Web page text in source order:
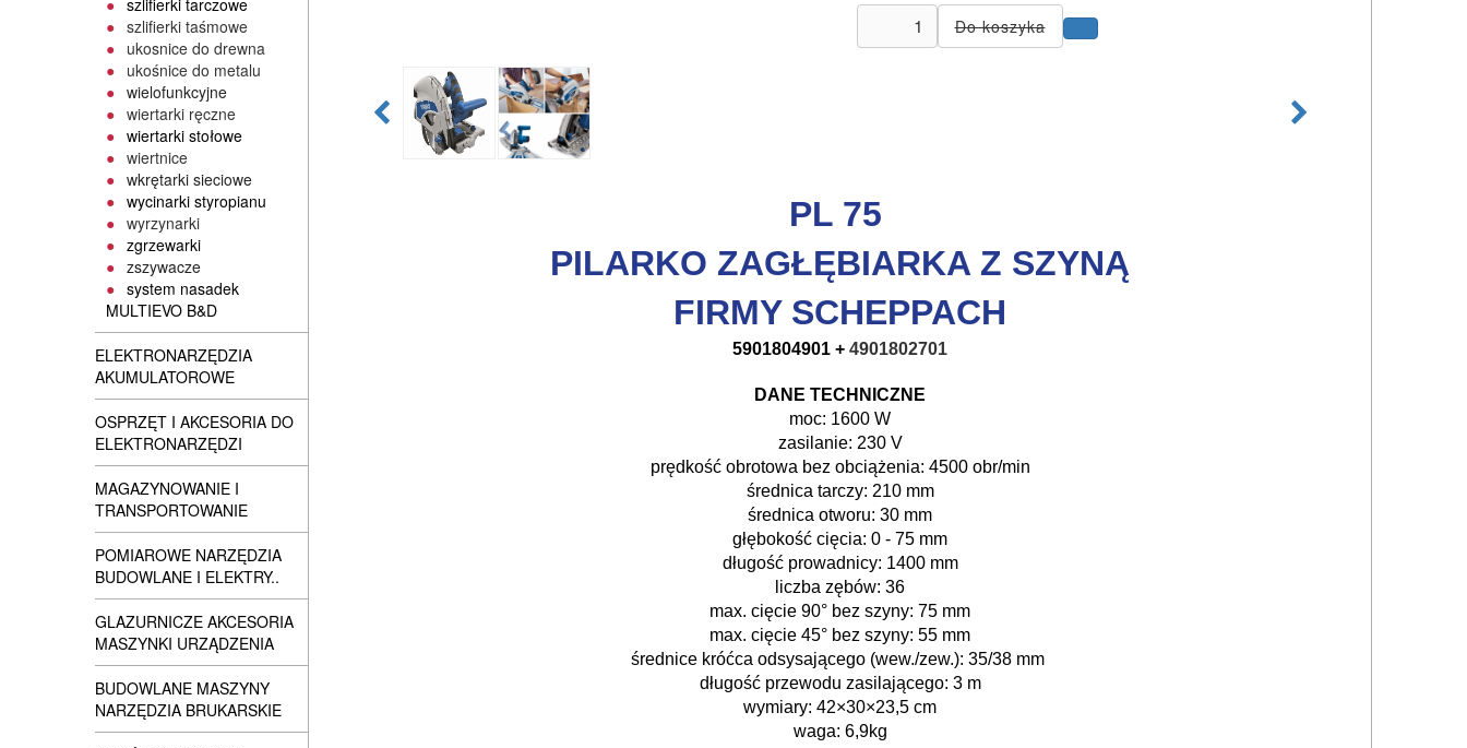
szlifierki tarczowe
szlifierki taśmowe
ukosnice do drewna
ukośnice do metalu
wielofunkcyjne
wiertarki ręczne
wiertarki stołowe
wiertnice
wkrętarki sieciowe
wycinarki styropianu
wyrzynarki
zgrzewarki
zszywacze
system nasadek
MULTIEVO B&D
ELEKTRONARZĘDZIA
AKUMULATOROWE
OSPRZĘT I AKCESORIA DO
ELEKTRONARZĘDZI
MAGAZYNOWANIE I
TRANSPORTOWANIE
POMIAROWE NARZĘDZIA
BUDOWLANE I ELEKTRY..
GLAZURNICZE AKCESORIA
MASZYNKI URZĄDZENIA
BUDOWLANE MASZYNY
NARZĘDZIA BRUKARSKIE
PL 75
PILARKO ZAGŁĘBIARKA Z SZYNĄ
FIRMY SCHEPPACH
5901804901 + 4901802701
DANE TECHNICZNE
moc: 1600 W
zasilanie: 230 V
prędkość obrotowa bez obciążenia: 4500 obr/min
średnica tarczy: 210 mm
średnica otworu: 30 mm
głębokość cięcia: 0 - 75 mm
długość prowadnicy: 1400 mm
liczba zębów: 36
max. cięcie 90° bez szyny: 75 mm
max. cięcie 45° bez szyny: 55 mm
średnice króćca odsysającego (wew./zew.): 35/38 mm
długość przewodu zasilającego: 3 m
wymiary: 42×30×23,5 cm
waga: 6,9kg